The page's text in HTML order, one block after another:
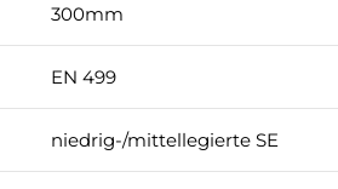
300mm
EN 499
niedrig-/mittellegierte SE